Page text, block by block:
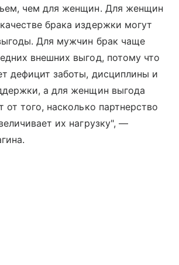
чем для женщин. Для женщин
брака издержки могут
Для мужчин брак чаще
внешних выгод, потому что
дефицит заботы, дисциплины и
а для женщин выгода
от того, насколько партнерство
их нагрузку", —